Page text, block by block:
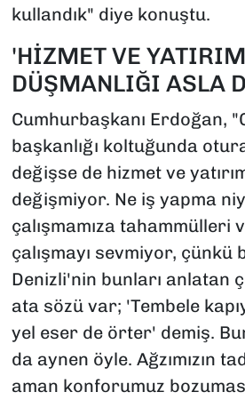
kullandık" diye konuştu.
'HİZMET VE YATIRIM
DÜŞMANLIĞI ASLA
Cumhurbaşkanı Erdoğan,
başkanlığı koltuğunda
değişse de hizmet ve
değişmiyor. Ne iş yapma
çalışmamıza tahammülleri
çalışmayı sevmiyor, çünkü
Denizli'nin bunları anlatan
ata sözü var; 'Tembele
yel eser de örter' demiş.
da aynen öyle. Ağzımızın
aman konforumuz